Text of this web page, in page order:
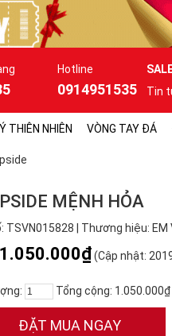
Hotline
0914951535
Tin
THIÊN NHIÊN VÒNG TAY ĐÁ
MỆNH HỎA
TSVN015828 | Thương hiệu: EM
1.050.000₫(Cập nhật:
Tổng cộng: 1.050.000₫
ĐẶT MUA NGAY